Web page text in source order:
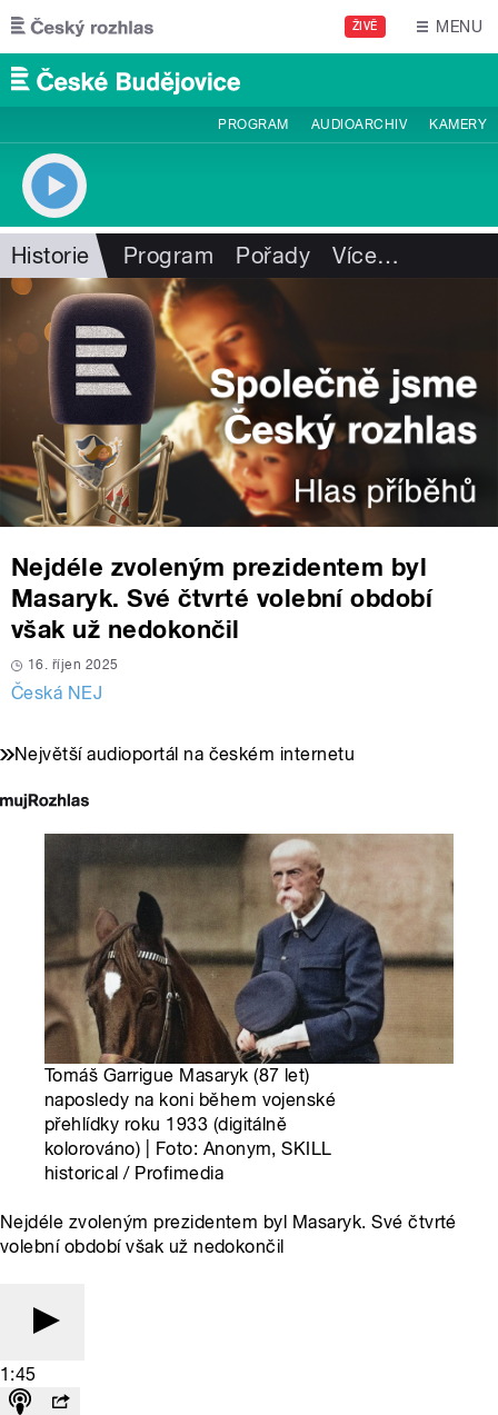
Přejít k hlavnímu obsahu
ŽIVĚ MENU
PROGRAM AUDIOARCHIV KAMERY
Historie Program Pořady Více…
Nejdéle zvoleným prezidentem byl
Masaryk. Své čtvrté volební období
však už nedokončil
16. říjen 2025
Česká NEJ
Největší audioportál na českém internetu
Tomáš Garrigue Masaryk (87 let)
naposledy na koni během vojenské
přehlídky roku 1933 (digitálně
kolorováno) | Foto: Anonym, SKILL
historical / Profimedia
Nejdéle zvoleným prezidentem byl Masaryk. Své čtvrté
volební období však už nedokončil
1:45